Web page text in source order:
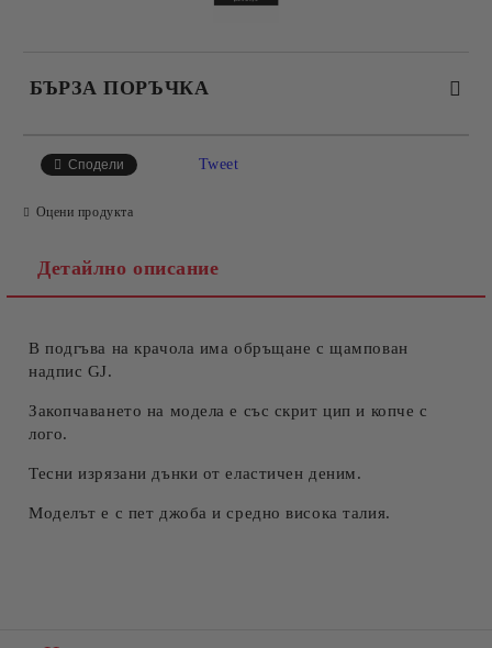
БЪРЗА ПОРЪЧКА
Съгласен съм сПолитиката за лични данни
Ние ще се свържем с вас в рамките на работния ден.
Сподели Tweet
Оцени продукта
Детайлно описание
В подгъва на крачола има обръщане с щампован
надпис GJ.
Закопчаването на модела е със скрит цип и копче с
лого.
Тесни изрязани дънки от еластичен деним.
Моделът е с пет джоба и средно висока талия.